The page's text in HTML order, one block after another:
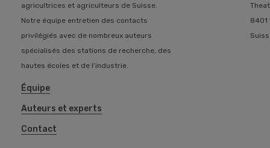
agricultrices et agriculteurs de Suisse.
Notre équipe entretien des contacts
privilégiés avec de nombreux auteurs
spécialisés des stations de recherche, des
hautes écoles et de l’industrie.
Équipe
Auteurs et experts
Contact
8401